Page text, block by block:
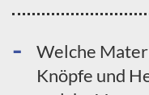
Welche
Knöpfe und